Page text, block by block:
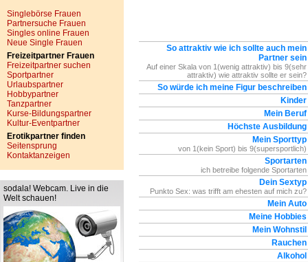
Singlebörse Frauen
Partnersuche Frauen
Singles online Frauen
Neue Single Frauen
Freizeitpartner Frauen
Freizeitpartner suchen
Sportpartner
Urlaubspartner
Hobbypartner
Tanzpartner
Kurse-Bildungspartner
Kultur-Eventpartner
Erotikpartner finden
Seitensprung
Kontaktanzeigen
sodala! Webcam. Live in die
Welt schauen!
So attraktiv wie ich sollte auch mein
Partner sein
Auf einer Skala von 1(wenig attraktiv) bis 9(sehr
attraktiv) wie attraktiv sollte er sein?
So würde ich meine Figur beschreiben
Kinder
Mein Beruf
Höchste Ausbildung
Mein Sporttyp
von 1(kein Sport) bis 9(supersportlich)
Sportarten
ich betreibe folgende Sportarten
Dein Sextyp
Punkto Sex: was trifft am ehesten auf mich zu?
Mein Auto
Meine Hobbies
Mein Wohnstil
Rauchen
Alkohol